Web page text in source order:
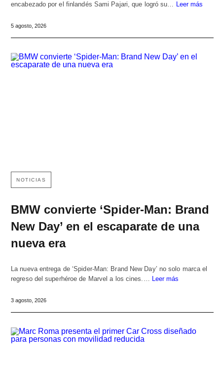
encabezado por el finlandés Sami Pajari, que logró su… Leer más
5 agosto, 2026
NOTICIAS
BMW convierte ‘Spider-Man: Brand
New Day’ en el escaparate de una
nueva era
La nueva entrega de ‘Spider-Man: Brand New Day’ no solo marca el
regreso del superhéroe de Marvel a los cines.… Leer más
3 agosto, 2026